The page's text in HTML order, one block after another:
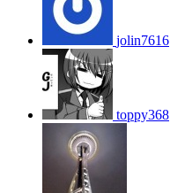
jolin7616
toppy368